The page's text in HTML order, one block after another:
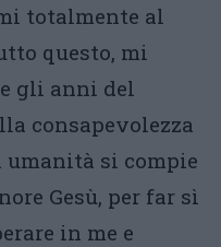
totalmente al
questo, mi
gli anni del
consapevolezza
umanità si compie
Gesù, per far sì
in me e